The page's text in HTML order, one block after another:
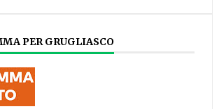
PER GRUGLIASCO